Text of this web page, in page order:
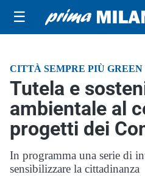
☰
CITTÀ SEMPRE PIÙ GREEN
Tutela e
ambientale al
progetti dei
In programma una serie di
sensibilizzare la cittadinanza